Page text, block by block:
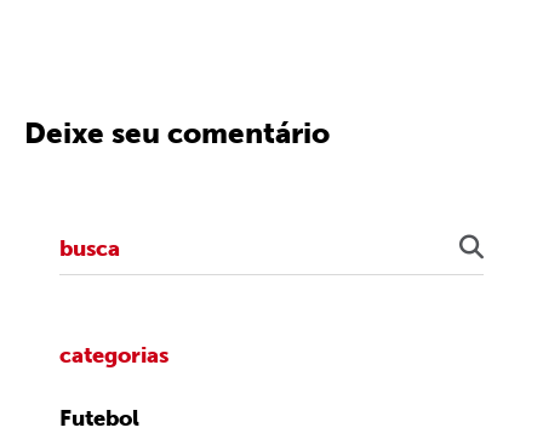
Deixe seu comentário
categorias
Futebol